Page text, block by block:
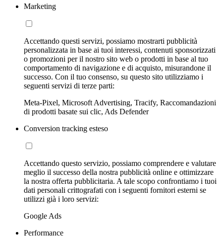
Marketing
Accettando questi servizi, possiamo mostrarti pubblicità
personalizzata in base ai tuoi interessi, contenuti sponsorizzati
o promozioni per il nostro sito web o prodotti in base al tuo
comportamento di navigazione e di acquisto, misurandone il
successo. Con il tuo consenso, su questo sito utilizziamo i
seguenti servizi di terze parti:
Meta-Pixel, Microsoft Advertising, Tracify, Raccomandazioni
di prodotti basate sui clic, Ads Defender
Conversion tracking esteso
Accettando questo servizio, possiamo comprendere e valutare
meglio il successo della nostra pubblicità online e ottimizzare
la nostra offerta pubblicitaria. A tale scopo confrontiamo i tuoi
dati personali crittografati con i seguenti fornitori esterni se
utilizzi già i loro servizi:
Google Ads
Performance